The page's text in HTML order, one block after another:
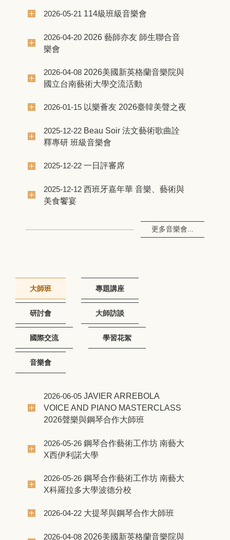
2026-05-21 114級班級音樂會
2026-04-20 2026 藝師亦友 師生聯合音
樂會
2026-04-08 2026美國新英格蘭音樂院與
國立台南藝術大學交流活動
2026-01-15 以樂薈友 2026臺韓美聲之夜
2025-12-22 Beau Soir 法文藝術歌曲詮
釋專研 班級音樂會
2025-12-22 一日評審席
2025-12-12 西班牙嘉年華 音樂、藝術與
美食饗宴
更多音樂會...
大師班 專題講座
研討會 大師訪談
國際交流 學習花絮
音樂會
2026-06-05 JAVIER ARREBOLA
VOICE AND PIANO MASTERCLASS
2026聲樂與鋼琴合作大師班
2026-05-26 鋼琴合作藝術工作坊 南藝大
X西伊利諾大學
2026-05-26 鋼琴合作藝術工作坊 南藝大
X科羅拉多大學波德分校
2026-04-22 大提琴與鋼琴合作大師班
2026-04-08 2026美國新英格蘭音樂院與